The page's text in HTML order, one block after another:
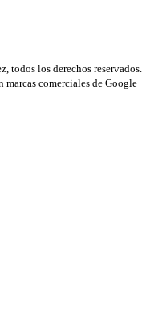
todos los derechos reservados.
comerciales de Google